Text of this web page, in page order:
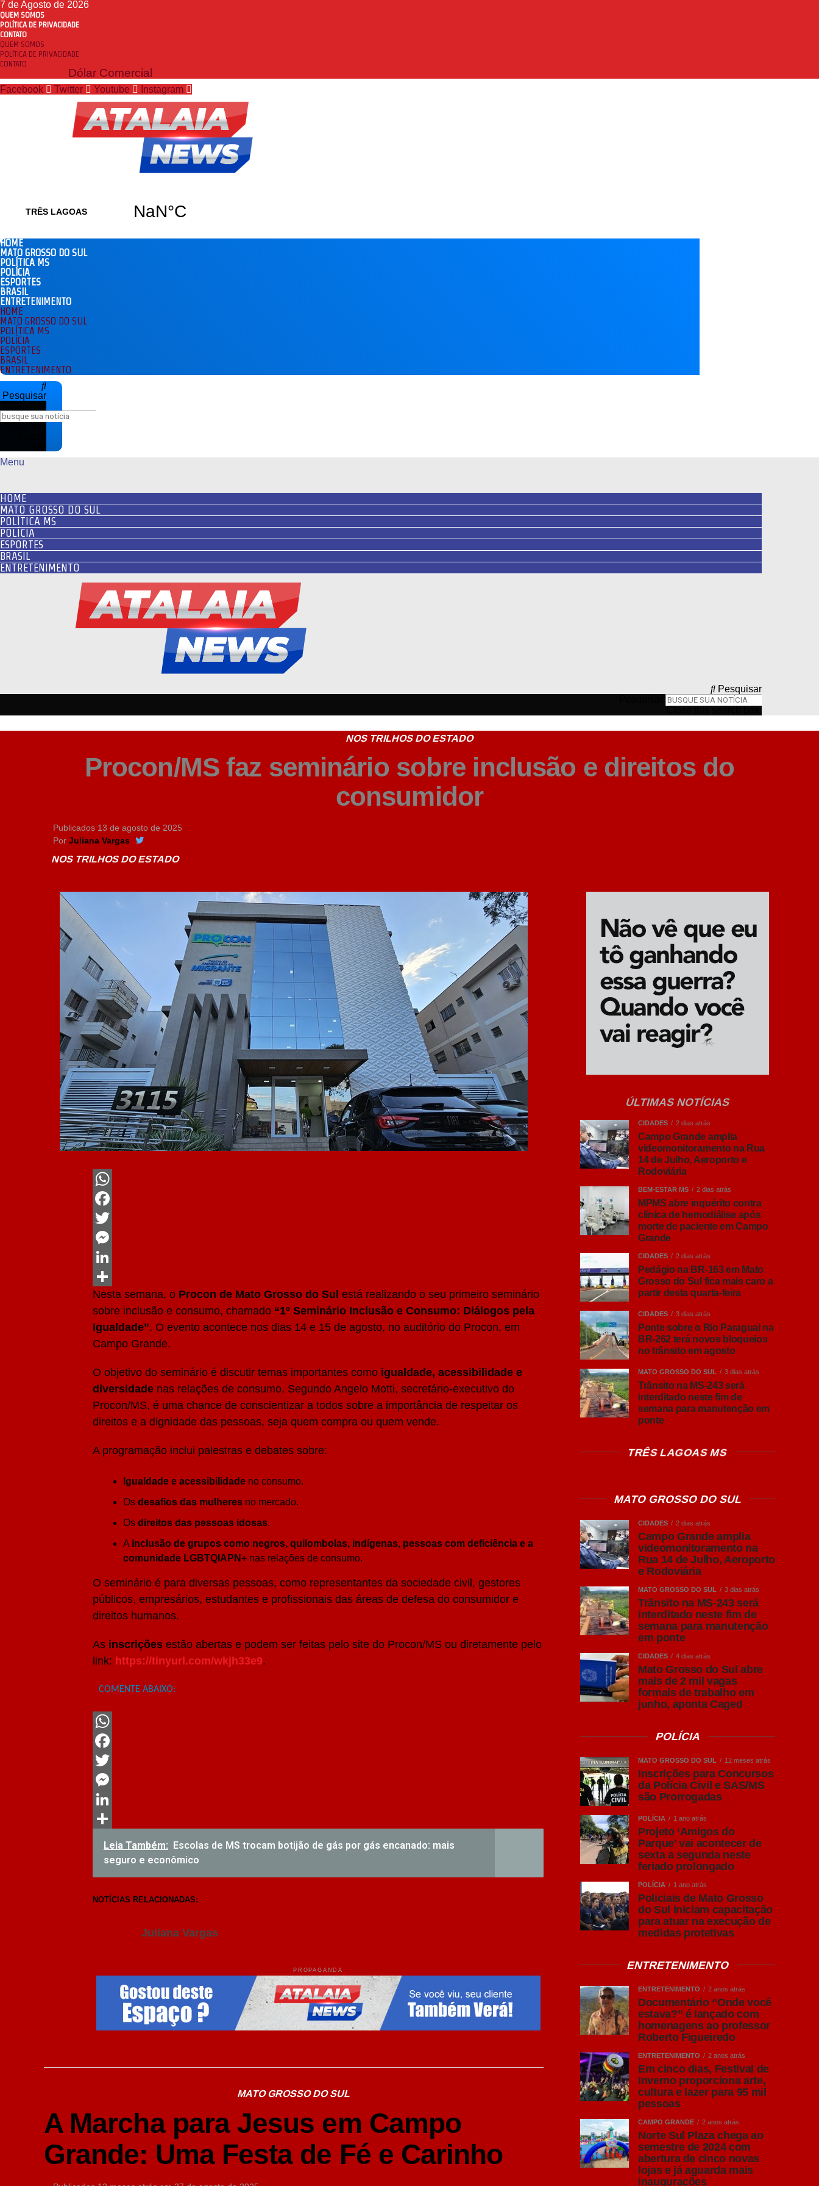
7 de Agosto de 2026
QUEM SOMOS
POLÍTICA DE PRIVACIDADE
CONTATO
QUEM SOMOS
POLÍTICA DE PRIVACIDADE
CONTATO
Dólar Comercial
Facebook Twitter Youtube Instagram
HOME
MATO GROSSO DO SUL
POLÍTICA MS
POLÍCIA
ESPORTES
BRASIL
ENTRETENIMENTO
HOME
MATO GROSSO DO SUL
POLÍTICA MS
POLÍCIA
ESPORTES
BRASIL
ENTRETENIMENTO
Pesquisar
Menu
HOME
MATO GROSSO DO SUL
POLÍTICA MS
POLÍCIA
ESPORTES
BRASIL
ENTRETENIMENTO
Pesquisar
NOS TRILHOS DO ESTADO
Procon/MS faz seminário sobre inclusão e direitos do
consumidor
Publicados 13 de agosto de 2025
Por Juliana Vargas
NOS TRILHOS DO ESTADO
WhatsApp
Facebook
Twitter
Messenger
LinkedIn
Share
Nesta semana, o Procon de Mato Grosso do Sul está realizando o seu primeiro seminário
sobre inclusão e consumo, chamado “1º Seminário Inclusão e Consumo: Diálogos pela
Igualdade”. O evento acontece nos dias 14 e 15 de agosto, no auditório do Procon, em
Campo Grande.
O objetivo do seminário é discutir temas importantes como igualdade, acessibilidade e
diversidade nas relações de consumo. Segundo Angelo Motti, secretário-executivo do
Procon/MS, é uma chance de conscientizar a todos sobre a importância de respeitar os
direitos e a dignidade das pessoas, seja quem compra ou quem vende.
A programação inclui palestras e debates sobre:
Igualdade e acessibilidade no consumo.
Os desafios das mulheres no mercado.
Os direitos das pessoas idosas.
A inclusão de grupos como negros, quilombolas, indígenas, pessoas com deficiência e a
comunidade LGBTQIAPN+ nas relações de consumo.
O seminário é para diversas pessoas, como representantes da sociedade civil, gestores
públicos, empresários, estudantes e profissionais das áreas de defesa do consumidor e
direitos humanos.
As inscrições estão abertas e podem ser feitas pelo site do Procon/MS ou diretamente pelo
link: https://tinyurl.com/wkjh33e9.
COMENTE ABAIXO:
WhatsApp
Facebook
Twitter
Messenger
LinkedIn
Leia Também: Escolas de MS trocam botijão de gás por gás encanado: mais
seguro e econômico
NOTÍCIAS RELACIONADAS:
Juliana Vargas
PROPAGANDA
MATO GROSSO DO SUL
A Marcha para Jesus em Campo
Grande: Uma Festa de Fé e Carinho
ÚLTIMAS NOTÍCIAS
CIDADES 2 dias atrás
Campo Grande amplia
videomonitoramento na Rua
14 de Julho, Aeroporto e
Rodoviária
BEM-ESTAR MS 2 dias atrás
MPMS abre inquérito contra
clínica de hemodiálise após
morte de paciente em Campo
Grande
CIDADES 2 dias atrás
Pedágio na BR-163 em Mato
Grosso do Sul fica mais caro a
partir desta quarta-feira
CIDADES 3 dias atrás
Ponte sobre o Rio Paraguai na
BR-262 terá novos bloqueios
no trânsito em agosto
MATO GROSSO DO SUL 3 dias atrás
Trânsito na MS-243 será
interditado neste fim de
semana para manutenção em
ponte
TRÊS LAGOAS MS
MATO GROSSO DO SUL
CIDADES 2 dias atrás
Campo Grande amplia
videomonitoramento na
Rua 14 de Julho, Aeroporto
e Rodoviária
MATO GROSSO DO SUL 3 dias atrás
Trânsito na MS-243 será
interditado neste fim de
semana para manutenção
em ponte
CIDADES 4 dias atrás
Mato Grosso do Sul abre
mais de 2 mil vagas
formais de trabalho em
junho, aponta Caged
POLÍCIA
MATO GROSSO DO SUL 12 meses atrás
Inscrições para Concursos
da Polícia Civil e SAS/MS
são Prorrogadas
POLÍCIA 1 ano atrás
Projeto ‘Amigos do
Parque’ vai acontecer de
sexta a segunda neste
feriado prolongado
POLÍCIA 1 ano atrás
Policiais de Mato Grosso
do Sul iniciam capacitação
para atuar na execução de
medidas protetivas
ENTRETENIMENTO
ENTRETENIMENTO 2 anos atrás
Documentário “Onde você
estava?” é lançado com
homenagens ao professor
Roberto Figueiredo
ENTRETENIMENTO 2 anos atrás
Em cinco dias, Festival de
Inverno proporciona arte,
cultura e lazer para 95 mil
pessoas
CAMPO GRANDE 2 anos atrás
Norte Sul Plaza chega ao
semestre de 2024 com
abertura de cinco novas
lojas e já aguarda mais
inaugurações